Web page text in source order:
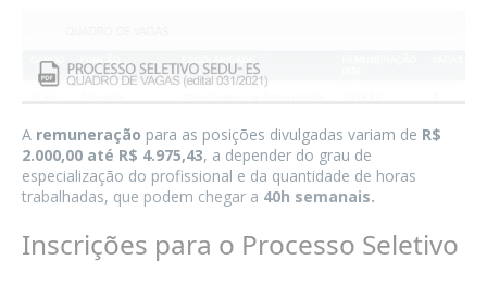
A remuneração para as posições divulgadas variam de R$
2.000,00 até R$ 4.975,43, a depender do grau de
especialização do profissional e da quantidade de horas
trabalhadas, que podem chegar a 40h semanais.
Inscrições para o Processo Seletivo